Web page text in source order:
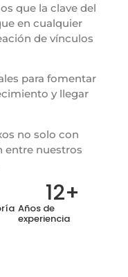
que la clave del
en cualquier
de vínculos
para fomentar
y llegar
no solo con
entre nuestros
Años de
experiencia
12+